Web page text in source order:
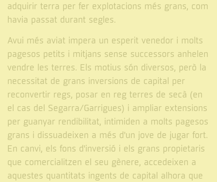
adquirir terra per fer explotacions més grans, com
havia passat durant segles.
Avui més aviat impera un esperit venedor i molts
pagesos petits i mitjans sense successors anhelen
vendre les terres. Els motius són diversos, però la
necessitat de grans inversions de capital per
reconvertir regs, posar en reg terres de secà (en
el cas del Segarra/Garrigues) i ampliar extensions
per guanyar rendibilitat, intimiden a molts pagesos
grans i dissuadeixen a més d'un jove de jugar fort.
En canvi, els fons d'inversió i els grans propietaris
que comercialitzen el seu gènere, accedeixen a
aquestes quantitats ingents de capital alhora que